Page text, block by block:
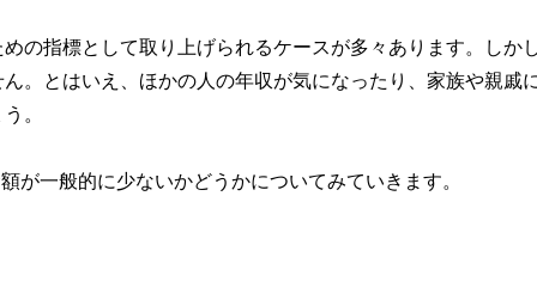
の指標として取り上げられるケースが多々あります。しか
。とはいえ、ほかの人の年収が気になったり、家族や親戚
。
が一般的に少ないかどうかについてみていきます。